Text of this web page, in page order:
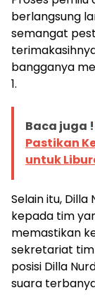
berlangsung
semangat
bangganya
1.
Baca juga !
Pastikan
untuk
Selain itu,
kepada tim
memastikan
sekretariat tim
posisi Dilla
suara